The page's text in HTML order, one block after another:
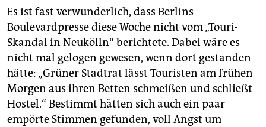
unterstützen
abo
genossenschaft
epaper login
Es ist fast verwunderlich, dass Berlins
Boulevardpresse diese Woche nicht vom „Touri-
Skandal in Neukölln“ berichtete. Dabei wäre es
nicht mal gelogen gewesen, wenn dort gestanden
hätte: „Grüner Stadtrat lässt Touristen am frühen
Morgen aus ihren Betten schmeißen und schließt
Hostel.“ Bestimmt hätten sich auch ein paar
empörte Stimmen gefunden, voll Angst um